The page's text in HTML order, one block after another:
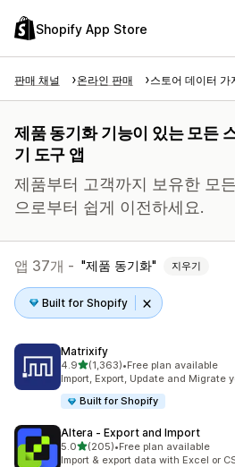
Shopify App Store
판매 채널 온라인 판매 스토어 데이터 가
제품 동기화 기능이 있는 모든
기 도구 앱
제품부터 고객까지 보유한 모
으로부터 쉽게 이전하세요.
앱 37개 - 제품 동기화 지우기
Built for Shopify
Matrixify
4.9별 5개 중
(1,363)
총 리뷰 1363개
•Free plan available
Import, Export, Update and Migrate
Built for Shopify
Altera ‑ Export and Import
5.0별 5개 중
(205)
총 리뷰 205개
•Free plan available
Import & export data with Excel or